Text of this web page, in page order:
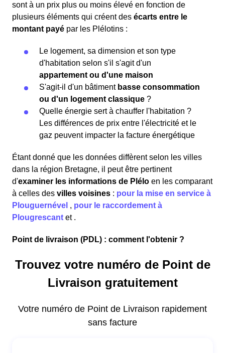
sont à un prix plus ou moins élevé en fonction de
plusieurs éléments qui créent des écarts entre le
montant payé par les Plélotins :
Le logement, sa dimension et son type
d'habitation selon s'il s'agit d'un
appartement ou d'une maison
S'agit-il d'un bâtiment basse consommation
ou d'un logement classique ?
Quelle énergie sert à chauffer l'habitation ?
Les différences de prix entre l'électricité et le
gaz peuvent impacter la facture énergétique
Étant donné que les données diffèrent selon les villes
dans la région Bretagne, il peut être pertinent
d'examiner les informations de Plélo en les comparant
à celles des villes voisines : pour la mise en service à
Plouguernével , pour le raccordement à
Plougrescant et .
Point de livraison (PDL) : comment l'obtenir ?